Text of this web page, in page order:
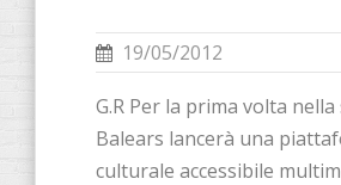
19/05/2012
G.R Per la prima volta
Balears lancerà una
culturale accessibile